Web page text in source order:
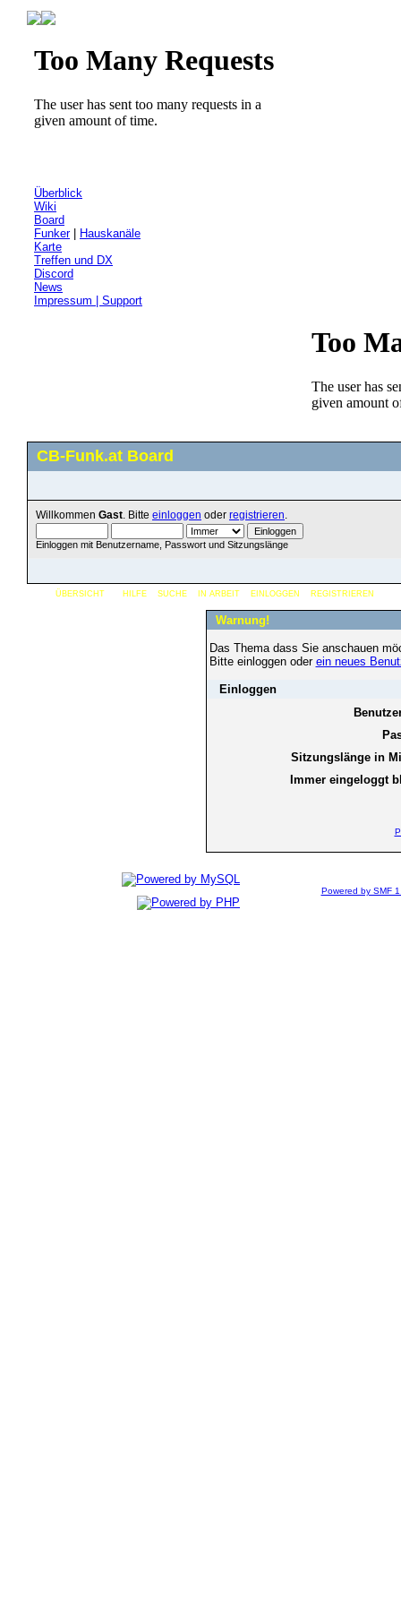
Überblick
Wiki
Board
Funker|
Hauskanäle
Karte
Treffen und DX
Discord
News
Impressum | Support
CB-Funk.at Board
Willkommen Gast . Bitte einloggen oder registrieren
Einloggen mit Benutzername, Passwort und Sitzungslänge
ÜBERSICHT HILFE SUCHE IN ARBEIT EINLOGGEN REGISTRIEREN
Warnung!
Das Thema dass Sie anschauen
Bitte einloggen oder ein neues
Einloggen
Sitzungslänge in
Immer eingeloggt
Powered by SMF